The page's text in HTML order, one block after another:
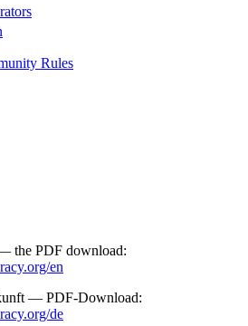
Rules
the PDF download:
en
— PDF-Download:
de